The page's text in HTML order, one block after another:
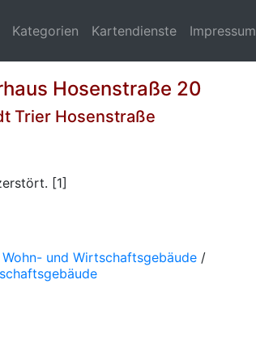
Kategorien Kartendienste Impressum
Hosenstraße 20
Trier Hosenstraße
[1]
Wohn- und Wirtschaftsgebäude /